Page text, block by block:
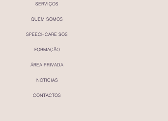
SERVIÇOS
QUEM SOMOS
SPEECHCARE SOS
FORMAÇÃO
ÁREA PRIVADA
NOTICIAS
CONTACTOS